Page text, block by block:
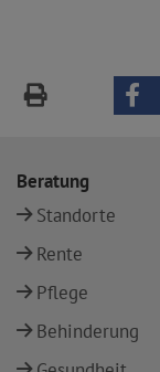
Beratung
Standorte
Rente
Pflege
Behinderung